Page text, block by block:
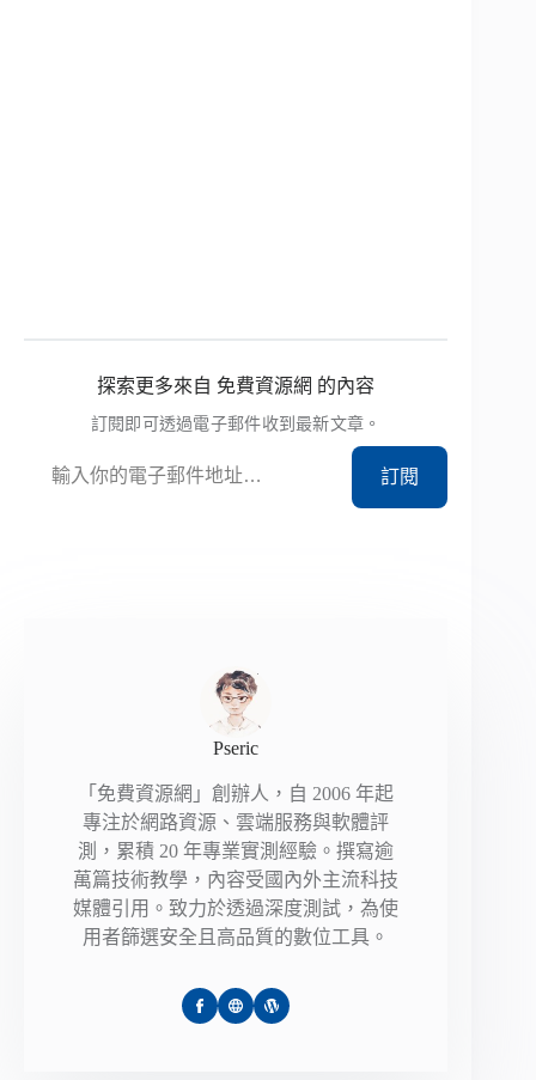
探索更多來自 免費資源網 的內容
訂閱即可透過電子郵件收到最新文章。
訂閱
Pseric
「免費資源網」創辦人，自 2006 年起
專注於網路資源、雲端服務與軟體評
測，累積 20 年專業實測經驗。撰寫逾
萬篇技術教學，內容受國內外主流科技
媒體引用。致力於透過深度測試，為使
用者篩選安全且高品質的數位工具。